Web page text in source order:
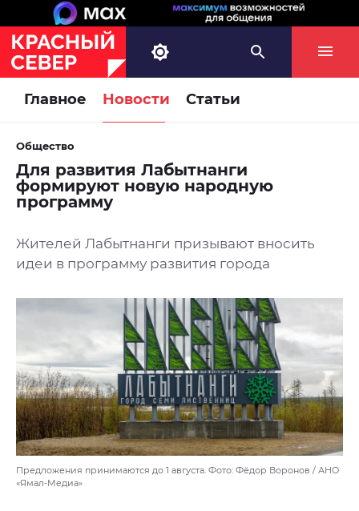
Главное Новости Статьи
Общество
Для развития Лабытнанги
формируют новую народную
программу
Жителей Лабытнанги призывают вносить
идеи в программу развития города
Предложения принимаются до 1 августа. Фото: Фёдор Воронов / АНО
«Ямал-Медиа»